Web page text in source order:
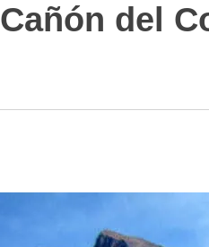
Cañón del